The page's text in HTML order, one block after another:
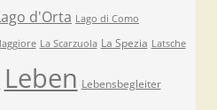
d'Orta Lago di Como
La Scarzuola La Spezia Latsche
Leben Lebensbegleiter